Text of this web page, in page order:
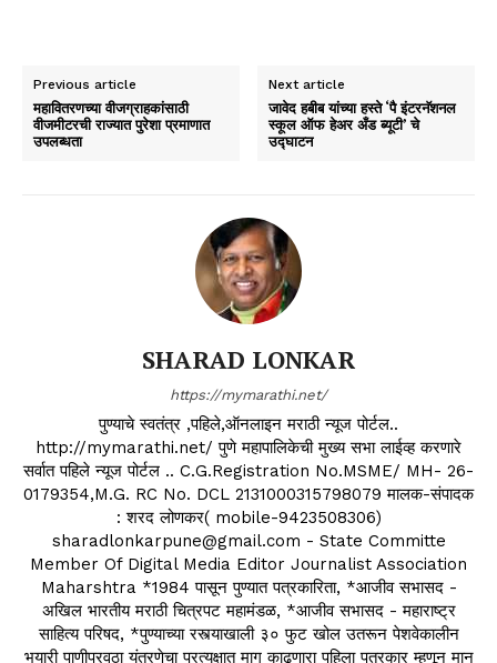
Previous article
महावितरणच्या वीजग्राहकांसाठी
वीजमीटरची राज्यात पुरेशा प्रमाणात
उपलब्धता
Next article
जावेद हबीब यांच्या हस्ते ‘पै इंटरनॅशनल
स्कूल ऑफ हेअर अँड ब्यूटी’ चे
उद्घाटन
SHARAD LONKAR
https://mymarathi.net/
पुण्याचे स्वतंत्र ,पहिले,ऑनलाइन मराठी न्यूज पोर्टल..
http://mymarathi.net/ पुणे महापालिकेची मुख्य सभा लाईव्ह करणारे
सर्वात पहिले न्यूज पोर्टल .. C.G.Registration No.MSME/ MH- 26-
0179354,M.G. RC No. DCL 2131000315798079 मालक-संपादक
: शरद लोणकर( mobile-9423508306)
sharadlonkarpune@gmail.com - State Committe
Member Of Digital Media Editor Journalist Association
Maharshtra *1984 पासून पुण्यात पत्रकारिता, *आजीव सभासद -
अखिल भारतीय मराठी चित्रपट महामंडळ, *आजीव सभासद - महाराष्ट्र
साहित्य परिषद, *पुण्याच्या रस्त्याखाली ३० फुट खोल उतरून पेशवेकालीन
भुयारी पाणीपुरवठा यंत्रणेचा प्रत्यक्षात माग काढणारा पहिला पत्रकार म्हणून मान